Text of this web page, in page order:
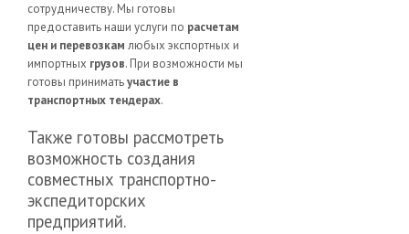
сотрудничеству. Мы готовы
предоставить наши услуги по расчетам
цен и перевозкам любых экспортных и
импортных грузов. При возможности мы
готовы приниматьучастие в
транспортных тендерах.
Также готовы рассмотреть
возможность создания
совместных транспортно-
экспедиторских
предприятий.